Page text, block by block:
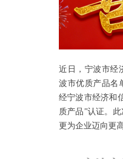
近日，宁波市经
波市优质产品名
经宁波市经济和
质产品”认证。
更为企业迈向更